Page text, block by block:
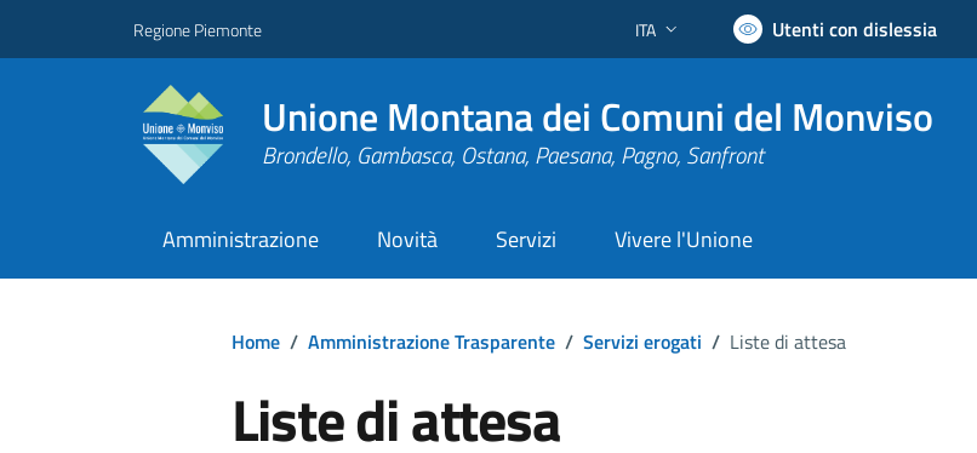
Regione Piemonte Lingua attiva:
ITA Utenti con dislessia
Unione Montana dei Comuni del Monviso
Brondello, Gambasca, Ostana, Paesana, Pagno, Sanfront
Amministrazione Novità Servizi Vivere l'Unione
Home / Amministrazione Trasparente / Servizi erogati / Liste di attesa
Liste di attesa